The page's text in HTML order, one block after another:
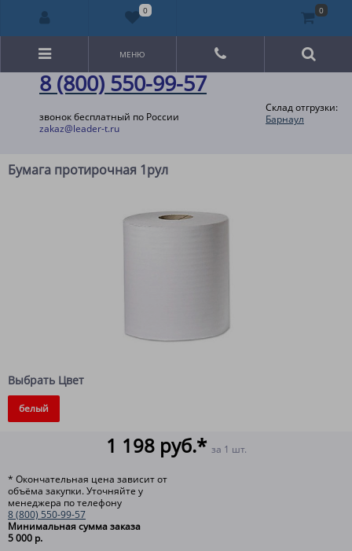
8 (800) 550-99-57
звонок бесплатный по России
zakaz@leader-t.ru
Склад отгрузки:
Барнаул
МЕНЮ
Бумага протирочная 1рул
Выбрать Цвет
белый
1 198 руб.* за 1 шт.
* Окончательная цена зависит от
объёма закупки. Уточняйте у
менеджера по телефону
8 (800) 550-99-57
Минимальная сумма заказа
5 000 р.
0 0